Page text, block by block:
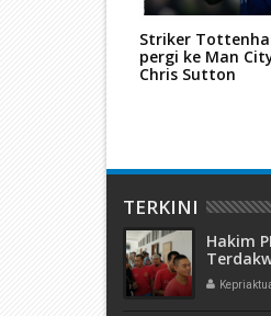
Striker
pergi ke Man
Chris Sutton
TERKINI
Hakim
Bulan,